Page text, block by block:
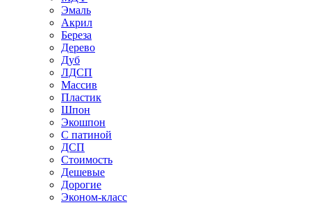
Эмаль
Акрил
Береза
Дерево
Дуб
ЛДСП
Массив
Пластик
Шпон
Экошпон
С патиной
ДСП
Стоимость
Дешевые
Дорогие
Эконом-класс